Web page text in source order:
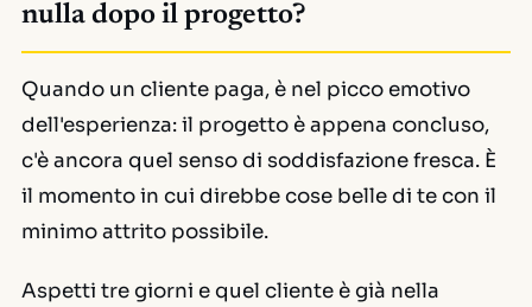
nulla dopo il progetto?
Quando un cliente paga, è nel picco emotivo
dell'esperienza: il progetto è appena concluso,
c'è ancora quel senso di soddisfazione fresca. È
il momento in cui direbbe cose belle di te con il
minimo attrito possibile.
Aspetti tre giorni e quel cliente è già nella